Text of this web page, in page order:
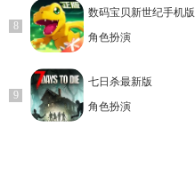
数码宝贝新世纪手机版
角色扮演
七日杀最新版
角色扮演